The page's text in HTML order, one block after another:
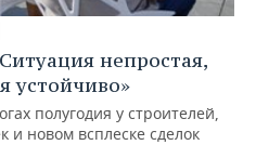
непростая,
устойчиво»
полугодия у строителей,
и новом всплеске сделок